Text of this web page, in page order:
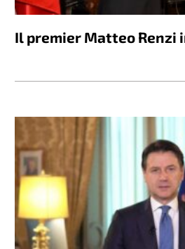
Il premier Matteo Renzi